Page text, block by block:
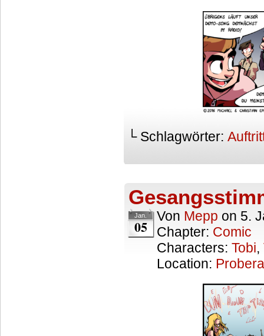
└ Schlagwörter:
Jan.
05
Von Mepp on 5.
Chapter: Comic
Characters: Tobi,
Location: